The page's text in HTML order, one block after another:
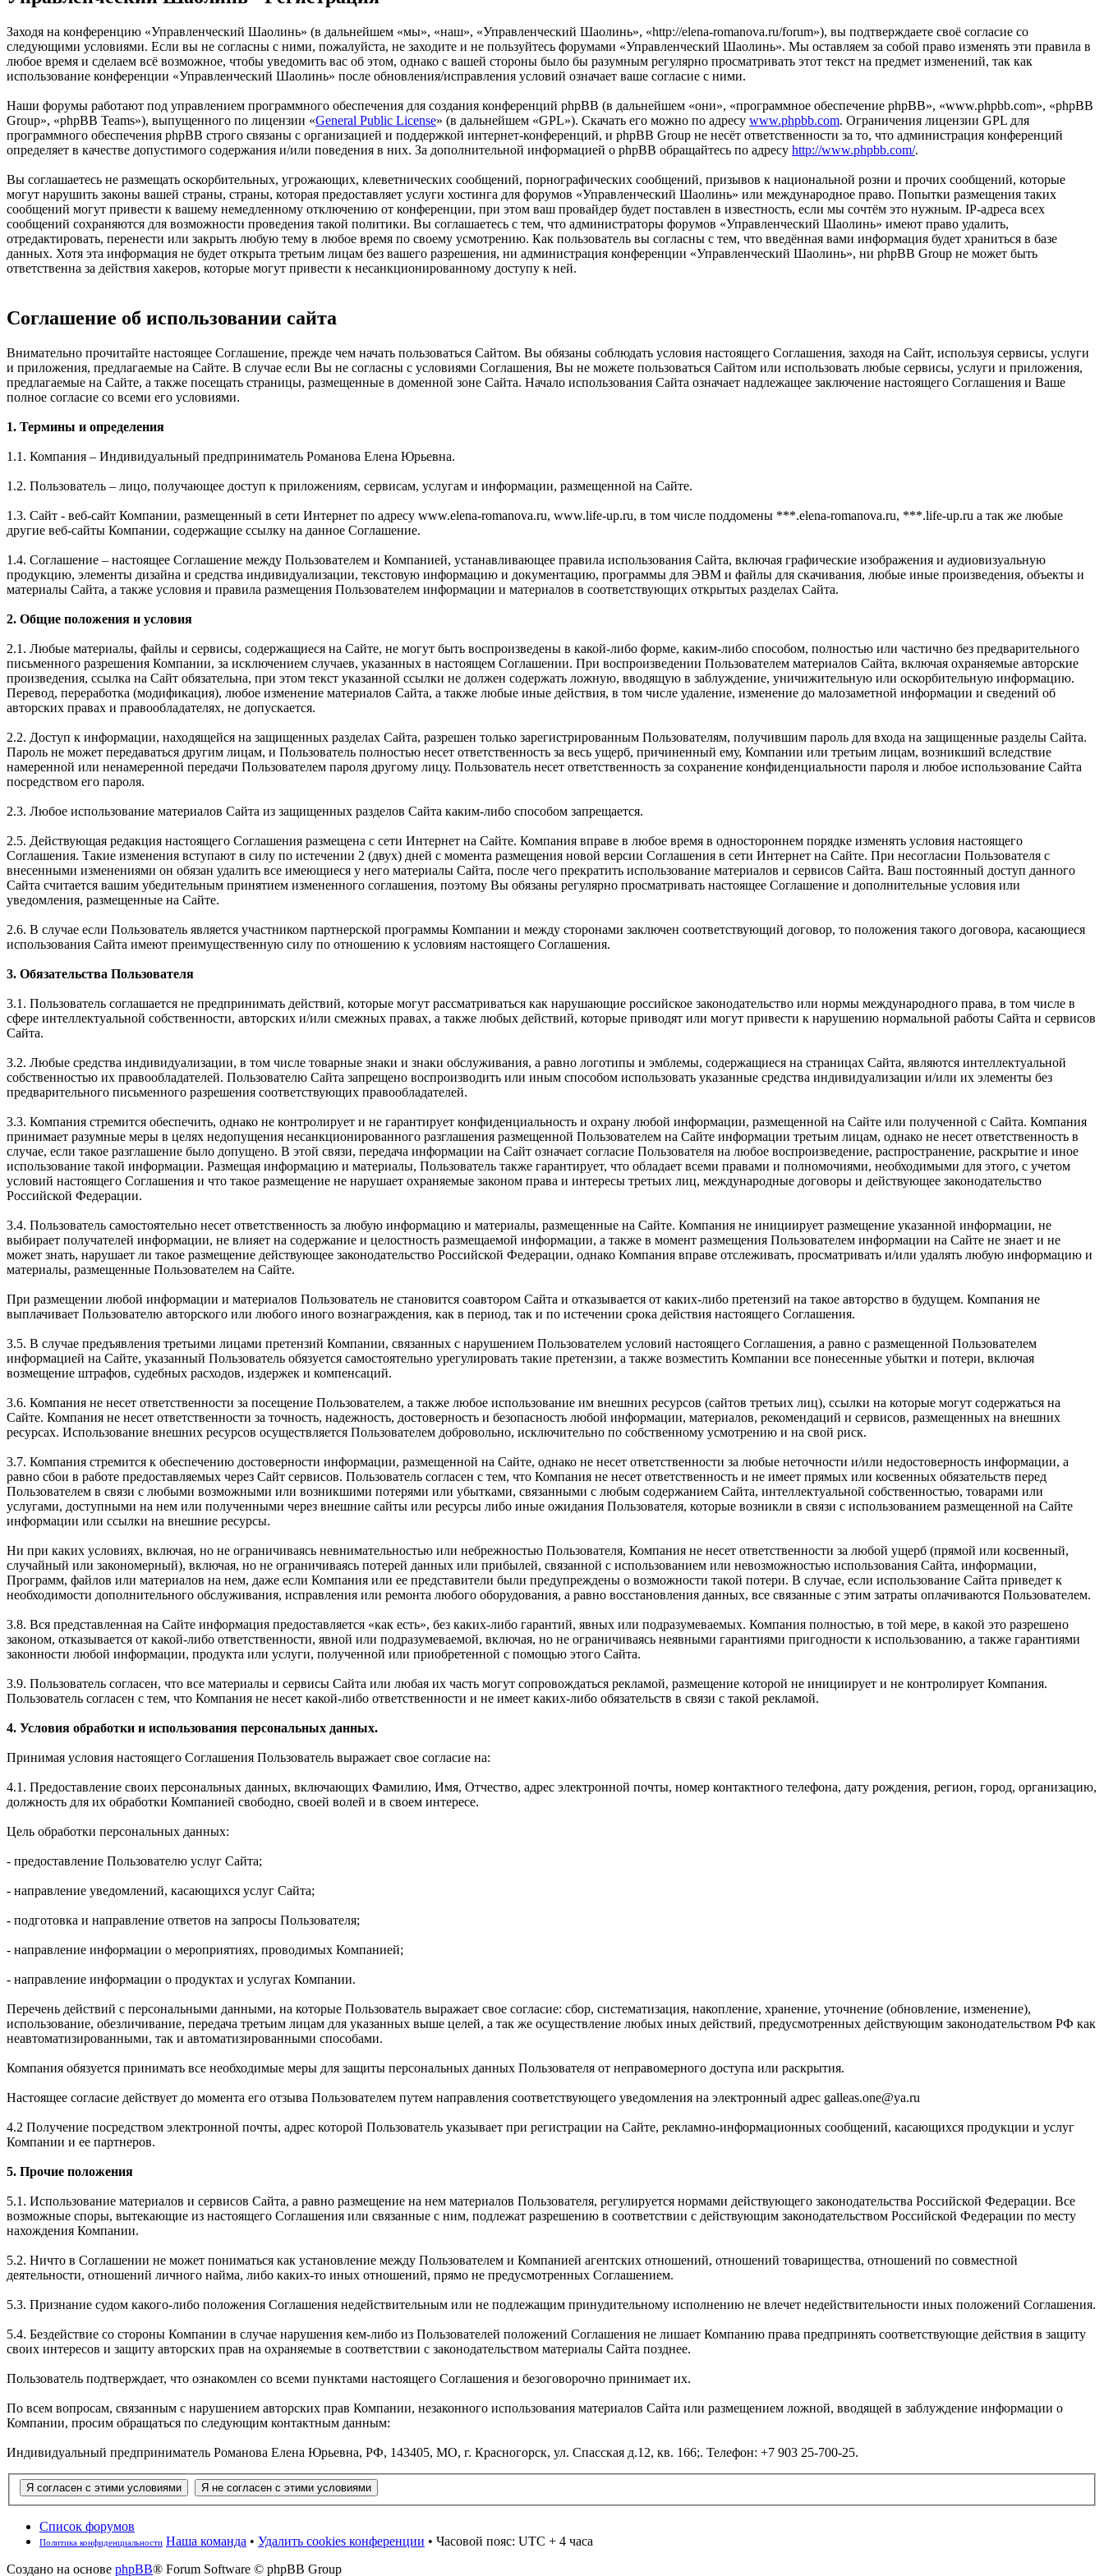
Заходя на конференцию «Управленческий Шаолинь» (в дальнейшем «мы», «наш», «Управленческий Шаолинь», «http://elena-romanova.ru/forum»), вы подтверждаете своё согласие со
следующими условиями. Если вы не согласны с ними, пожалуйста, не заходите и не пользуйтесь форумами «Управленческий Шаолинь». Мы оставляем за собой право изменять эти правила в
любое время и сделаем всё возможное, чтобы уведомить вас об этом, однако с вашей стороны было бы разумным регулярно просматривать этот текст на предмет изменений, так как
использование конференции «Управленческий Шаолинь» после обновления/исправления условий означает ваше согласие с ними.
Наши форумы работают под управлением программного обеспечения для создания конференций phpBB (в дальнейшем «они», «программное обеспечение phpBB», «www.phpbb.com», «phpBB
Group», «phpBB Teams»), выпущенного по лицензии «General Public License» (в дальнейшем «GPL»). Скачать его можно по адресу www.phpbb.com. Ограничения лицензии GPL для
программного обеспечения phpBB строго связаны с организацией и поддержкой интернет-конференций, и phpBB Group не несёт ответственности за то, что администрация конференций
определяет в качестве допустимого содержания и/или поведения в них. За дополнительной информацией о phpBB обращайтесь по адресу http://www.phpbb.com/.
Вы соглашаетесь не размещать оскорбительных, угрожающих, клеветнических сообщений, порнографических сообщений, призывов к национальной розни и прочих сообщений, которые
могут нарушить законы вашей страны, страны, которая предоставляет услуги хостинга для форумов «Управленческий Шаолинь» или международное право. Попытки размещения таких
сообщений могут привести к вашему немедленному отключению от конференции, при этом ваш провайдер будет поставлен в известность, если мы сочтём это нужным. IP-адреса всех
сообщений сохраняются для возможности проведения такой политики. Вы соглашаетесь с тем, что администраторы форумов «Управленческий Шаолинь» имеют право удалить,
отредактировать, перенести или закрыть любую тему в любое время по своему усмотрению. Как пользователь вы согласны с тем, что введённая вами информация будет храниться в базе
данных. Хотя эта информация не будет открыта третьим лицам без вашего разрешения, ни администрация конференции «Управленческий Шаолинь», ни phpBB Group не может быть
ответственна за действия хакеров, которые могут привести к несанкционированному доступу к ней.
Соглашение об использовании сайта
Внимательно прочитайте настоящее Соглашение, прежде чем начать пользоваться Сайтом. Вы обязаны соблюдать условия настоящего Соглашения, заходя на Сайт, используя сервисы, услуги
и приложения, предлагаемые на Сайте. В случае если Вы не согласны с условиями Соглашения, Вы не можете пользоваться Сайтом или использовать любые сервисы, услуги и приложения,
предлагаемые на Сайте, а также посещать страницы, размещенные в доменной зоне Сайта. Начало использования Сайта означает надлежащее заключение настоящего Соглашения и Ваше
полное согласие со всеми его условиями.
1. Термины и определения
1.1. Компания – Индивидуальный предприниматель Романова Елена Юрьевна.
1.2. Пользователь – лицо, получающее доступ к приложениям, сервисам, услугам и информации, размещенной на Сайте.
1.3. Сайт - веб-сайт Компании, размещенный в сети Интернет по адресу www.elena-romanova.ru, www.life-up.ru, в том числе поддомены ***.elena-romanova.ru, ***.life-up.ru а так же любые
другие веб-сайты Компании, содержащие ссылку на данное Соглашение.
1.4. Соглашение – настоящее Соглашение между Пользователем и Компанией, устанавливающее правила использования Сайта, включая графические изображения и аудиовизуальную
продукцию, элементы дизайна и средства индивидуализации, текстовую информацию и документацию, программы для ЭВМ и файлы для скачивания, любые иные произведения, объекты и
материалы Сайта, а также условия и правила размещения Пользователем информации и материалов в соответствующих открытых разделах Сайта.
2. Общие положения и условия
2.1. Любые материалы, файлы и сервисы, содержащиеся на Сайте, не могут быть воспроизведены в какой-либо форме, каким-либо способом, полностью или частично без предварительного
письменного разрешения Компании, за исключением случаев, указанных в настоящем Соглашении. При воспроизведении Пользователем материалов Сайта, включая охраняемые авторские
произведения, ссылка на Сайт обязательна, при этом текст указанной ссылки не должен содержать ложную, вводящую в заблуждение, уничижительную или оскорбительную информацию.
Перевод, переработка (модификация), любое изменение материалов Сайта, а также любые иные действия, в том числе удаление, изменение до малозаметной информации и сведений об
авторских правах и правообладателях, не допускается.
2.2. Доступ к информации, находящейся на защищенных разделах Сайта, разрешен только зарегистрированным Пользователям, получившим пароль для входа на защищенные разделы Сайта.
Пароль не может передаваться другим лицам, и Пользователь полностью несет ответственность за весь ущерб, причиненный ему, Компании или третьим лицам, возникший вследствие
намеренной или ненамеренной передачи Пользователем пароля другому лицу. Пользователь несет ответственность за сохранение конфиденциальности пароля и любое использование Сайта
посредством его пароля.
2.3. Любое использование материалов Сайта из защищенных разделов Сайта каким-либо способом запрещается.
2.5. Действующая редакция настоящего Соглашения размещена с сети Интернет на Сайте. Компания вправе в любое время в одностороннем порядке изменять условия настоящего
Соглашения. Такие изменения вступают в силу по истечении 2 (двух) дней с момента размещения новой версии Соглашения в сети Интернет на Сайте. При несогласии Пользователя с
внесенными изменениями он обязан удалить все имеющиеся у него материалы Сайта, после чего прекратить использование материалов и сервисов Сайта. Ваш постоянный доступ данного
Сайта считается вашим убедительным принятием измененного соглашения, поэтому Вы обязаны регулярно просматривать настоящее Соглашение и дополнительные условия или
уведомления, размещенные на Сайте.
2.6. В случае если Пользователь является участником партнерской программы Компании и между сторонами заключен соответствующий договор, то положения такого договора, касающиеся
использования Сайта имеют преимущественную силу по отношению к условиям настоящего Соглашения.
3. Обязательства Пользователя
3.1. Пользователь соглашается не предпринимать действий, которые могут рассматриваться как нарушающие российское законодательство или нормы международного права, в том числе в
сфере интеллектуальной собственности, авторских и/или смежных правах, а также любых действий, которые приводят или могут привести к нарушению нормальной работы Сайта и сервисов
Сайта.
3.2. Любые средства индивидуализации, в том числе товарные знаки и знаки обслуживания, а равно логотипы и эмблемы, содержащиеся на страницах Сайта, являются интеллектуальной
собственностью их правообладателей. Пользователю Сайта запрещено воспроизводить или иным способом использовать указанные средства индивидуализации и/или их элементы без
предварительного письменного разрешения соответствующих правообладателей.
3.3. Компания стремится обеспечить, однако не контролирует и не гарантирует конфиденциальность и охрану любой информации, размещенной на Сайте или полученной с Сайта. Компания
принимает разумные меры в целях недопущения несанкционированного разглашения размещенной Пользователем на Сайте информации третьим лицам, однако не несет ответственность в
случае, если такое разглашение было допущено. В этой связи, передача информации на Сайт означает согласие Пользователя на любое воспроизведение, распространение, раскрытие и иное
использование такой информации. Размещая информацию и материалы, Пользователь также гарантирует, что обладает всеми правами и полномочиями, необходимыми для этого, с учетом
условий настоящего Соглашения и что такое размещение не нарушает охраняемые законом права и интересы третьих лиц, международные договоры и действующее законодательство
Российской Федерации.
3.4. Пользователь самостоятельно несет ответственность за любую информацию и материалы, размещенные на Сайте. Компания не инициирует размещение указанной информации, не
выбирает получателей информации, не влияет на содержание и целостность размещаемой информации, а также в момент размещения Пользователем информации на Сайте не знает и не
может знать, нарушает ли такое размещение действующее законодательство Российской Федерации, однако Компания вправе отслеживать, просматривать и/или удалять любую информацию и
материалы, размещенные Пользователем на Сайте.
При размещении любой информации и материалов Пользователь не становится соавтором Сайта и отказывается от каких-либо претензий на такое авторство в будущем. Компания не
выплачивает Пользователю авторского или любого иного вознаграждения, как в период, так и по истечении срока действия настоящего Соглашения.
3.5. В случае предъявления третьими лицами претензий Компании, связанных с нарушением Пользователем условий настоящего Соглашения, а равно с размещенной Пользователем
информацией на Сайте, указанный Пользователь обязуется самостоятельно урегулировать такие претензии, а также возместить Компании все понесенные убытки и потери, включая
возмещение штрафов, судебных расходов, издержек и компенсаций.
3.6. Компания не несет ответственности за посещение Пользователем, а также любое использование им внешних ресурсов (сайтов третьих лиц), ссылки на которые могут содержаться на
Сайте. Компания не несет ответственности за точность, надежность, достоверность и безопасность любой информации, материалов, рекомендаций и сервисов, размещенных на внешних
ресурсах. Использование внешних ресурсов осуществляется Пользователем добровольно, исключительно по собственному усмотрению и на свой риск.
3.7. Компания стремится к обеспечению достоверности информации, размещенной на Сайте, однако не несет ответственности за любые неточности и/или недостоверность информации, а
равно сбои в работе предоставляемых через Сайт сервисов. Пользователь согласен с тем, что Компания не несет ответственность и не имеет прямых или косвенных обязательств перед
Пользователем в связи с любыми возможными или возникшими потерями или убытками, связанными с любым содержанием Сайта, интеллектуальной собственностью, товарами или
услугами, доступными на нем или полученными через внешние сайты или ресурсы либо иные ожидания Пользователя, которые возникли в связи с использованием размещенной на Сайте
информации или ссылки на внешние ресурсы.
Ни при каких условиях, включая, но не ограничиваясь невнимательностью или небрежностью Пользователя, Компания не несет ответственности за любой ущерб (прямой или косвенный,
случайный или закономерный), включая, но не ограничиваясь потерей данных или прибылей, связанной с использованием или невозможностью использования Сайта, информации,
Программ, файлов или материалов на нем, даже если Компания или ее представители были предупреждены о возможности такой потери. В случае, если использование Сайта приведет к
необходимости дополнительного обслуживания, исправления или ремонта любого оборудования, а равно восстановления данных, все связанные с этим затраты оплачиваются Пользователем.
3.8. Вся представленная на Сайте информация предоставляется «как есть», без каких-либо гарантий, явных или подразумеваемых. Компания полностью, в той мере, в какой это разрешено
законом, отказывается от какой-либо ответственности, явной или подразумеваемой, включая, но не ограничиваясь неявными гарантиями пригодности к использованию, а также гарантиями
законности любой информации, продукта или услуги, полученной или приобретенной с помощью этого Сайта.
3.9. Пользователь согласен, что все материалы и сервисы Сайта или любая их часть могут сопровождаться рекламой, размещение которой не инициирует и не контролирует Компания.
Пользователь согласен с тем, что Компания не несет какой-либо ответственности и не имеет каких-либо обязательств в связи с такой рекламой.
4. Условия обработки и использования персональных данных.
Принимая условия настоящего Соглашения Пользователь выражает свое согласие на:
4.1. Предоставление своих персональных данных, включающих Фамилию, Имя, Отчество, адрес электронной почты, номер контактного телефона, дату рождения, регион, город, организацию,
должность для их обработки Компанией свободно, своей волей и в своем интересе.
Цель обработки персональных данных:
- предоставление Пользователю услуг Сайта;
- направление уведомлений, касающихся услуг Сайта;
- подготовка и направление ответов на запросы Пользователя;
- направление информации о мероприятиях, проводимых Компанией;
- направление информации о продуктах и услугах Компании.
Перечень действий с персональными данными, на которые Пользователь выражает свое согласие: сбор, систематизация, накопление, хранение, уточнение (обновление, изменение),
использование, обезличивание, передача третьим лицам для указанных выше целей, а так же осуществление любых иных действий, предусмотренных действующим законодательством РФ как
неавтоматизированными, так и автоматизированными способами.
Компания обязуется принимать все необходимые меры для защиты персональных данных Пользователя от неправомерного доступа или раскрытия.
Настоящее согласие действует до момента его отзыва Пользователем путем направления соответствующего уведомления на электронный адрес galleas.one@ya.ru
4.2 Получение посредством электронной почты, адрес которой Пользователь указывает при регистрации на Сайте, рекламно-информационных сообщений, касающихся продукции и услуг
Компании и ее партнеров.
5. Прочие положения
5.1. Использование материалов и сервисов Сайта, а равно размещение на нем материалов Пользователя, регулируется нормами действующего законодательства Российской Федерации. Все
возможные споры, вытекающие из настоящего Соглашения или связанные с ним, подлежат разрешению в соответствии с действующим законодательством Российской Федерации по месту
нахождения Компании.
5.2. Ничто в Соглашении не может пониматься как установление между Пользователем и Компанией агентских отношений, отношений товарищества, отношений по совместной
деятельности, отношений личного найма, либо каких-то иных отношений, прямо не предусмотренных Соглашением.
5.3. Признание судом какого-либо положения Соглашения недействительным или не подлежащим принудительному исполнению не влечет недействительности иных положений Соглашения.
5.4. Бездействие со стороны Компании в случае нарушения кем-либо из Пользователей положений Соглашения не лишает Компанию права предпринять соответствующие действия в защиту
своих интересов и защиту авторских прав на охраняемые в соответствии с законодательством материалы Сайта позднее.
Пользователь подтверждает, что ознакомлен со всеми пунктами настоящего Соглашения и безоговорочно принимает их.
По всем вопросам, связанным с нарушением авторских прав Компании, незаконного использования материалов Сайта или размещением ложной, вводящей в заблуждение информации о
Компании, просим обращаться по следующим контактным данным:
Индивидуальный предприниматель Романова Елена Юрьевна, РФ, 143405, МО, г. Красногорск, ул. Спасская д.12, кв. 166;. Телефон: +7 903 25-700-25.
Список форумов
Политика конфиденциальности Наша команда • Удалить cookies конференции • Часовой пояс: UTC + 4 часа
Создано на основе phpBB® Forum Software © phpBB Group